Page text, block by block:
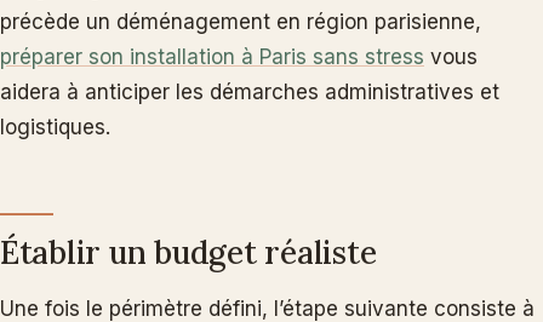
précède un déménagement en région parisienne,
préparer son installation à Paris sans stress vous
aidera à anticiper les démarches administratives et
logistiques.
Établir un budget réaliste
Une fois le périmètre défini, l’étape suivante consiste à